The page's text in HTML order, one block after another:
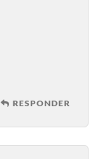
RESPONDER